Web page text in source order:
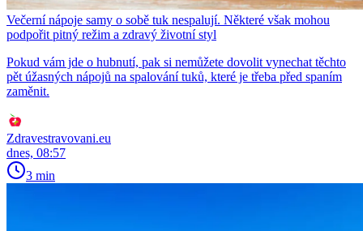
Večerní nápoje samy o sobě tuk nespalují. Některé však mohou
podpořit pitný režim a zdravý životní styl
Pokud vám jde o hubnutí, pak si nemůžete dovolit vynechat těchto
pět úžasných nápojů na spalování tuků, které je třeba před spaním
zaměnit.
Zdravestravovani.eu
dnes, 08:57
3 min